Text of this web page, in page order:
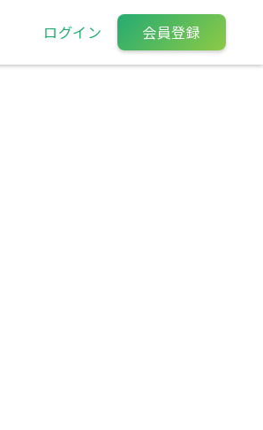
ログイン 会員登録